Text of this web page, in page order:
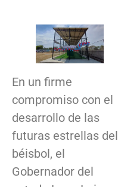
En un firme
compromiso con el
desarrollo de las
futuras estrellas del
béisbol, el
Gobernador del